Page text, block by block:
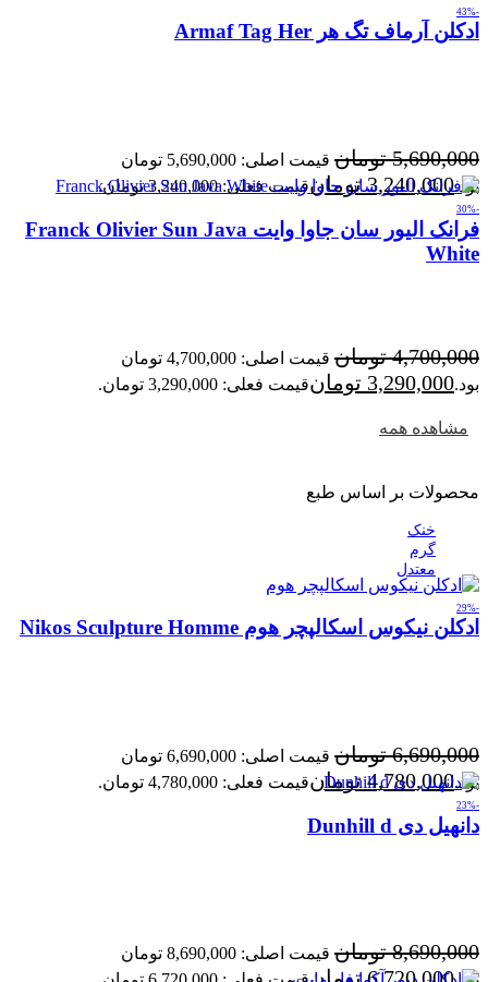
-43%
ادکلن آرماف تگ هر Armaf Tag Her
5,690,000 تومان
قیمت اصلی: 5,690,000 تومان
بود.3,240,000 تومانقیمت فعلی: 3,240,000 تومان.
-30%
فرانک الیور سان جاوا وایت Franck Olivier Sun Java
White
4,700,000 تومان
قیمت اصلی: 4,700,000 تومان
بود.3,290,000 تومانقیمت فعلی: 3,290,000 تومان.
مشاهده همه
محصولات بر اساس طبع
خنک
گرم
معتدل
-29%
ادکلن نیکوس اسکالپچر هوم Nikos Sculpture Homme
6,690,000 تومان
قیمت اصلی: 6,690,000 تومان
بود.4,780,000 تومانقیمت فعلی: 4,780,000 تومان.
-23%
دانهیل دی Dunhill d
8,690,000 تومان
قیمت اصلی: 8,690,000 تومان